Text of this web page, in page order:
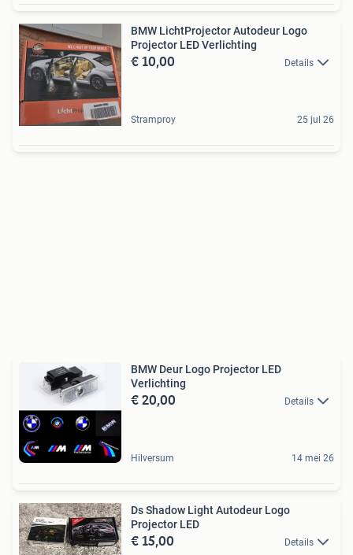
BMW LichtProjector Autodeur Logo
Projector LED Verlichting
€ 10,00 Details
Stramproy 25 jul 26
BMW Deur Logo Projector LED
Verlichting
€ 20,00 Details
Hilversum 14 mei 26
Ds Shadow Light Autodeur Logo
Projector LED
€ 15,00 Details